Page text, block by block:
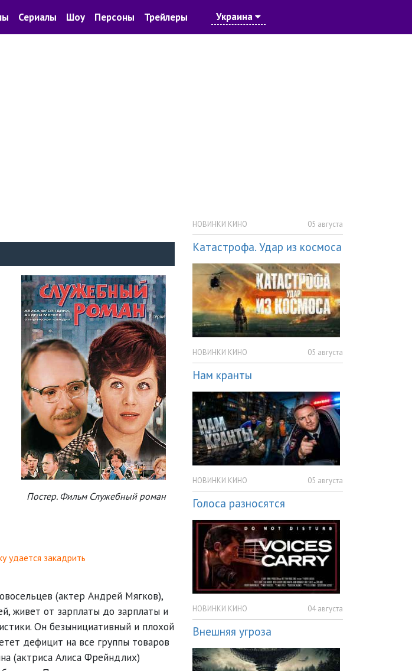
Сериалы Шоу Персоны Трейлеры Украина
Постер. Фильм Служебный роман
удается закадрить
(актер Андрей Мягков),
живет от зарплаты до зарплаты и
Он безынициативный и плохой
дефицит на все группы товаров
(актриса Алиса Фрейндлих)
НОВИНКИ КИНО 05 августа
Катастрофа. Удар из космоса
НОВИНКИ КИНО 05 августа
Нам кранты
НОВИНКИ КИНО 05 августа
Голоса разносятся
НОВИНКИ КИНО 04 августа
Внешняя угроза